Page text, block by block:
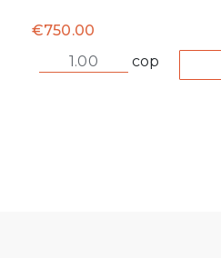
€750.00
cop